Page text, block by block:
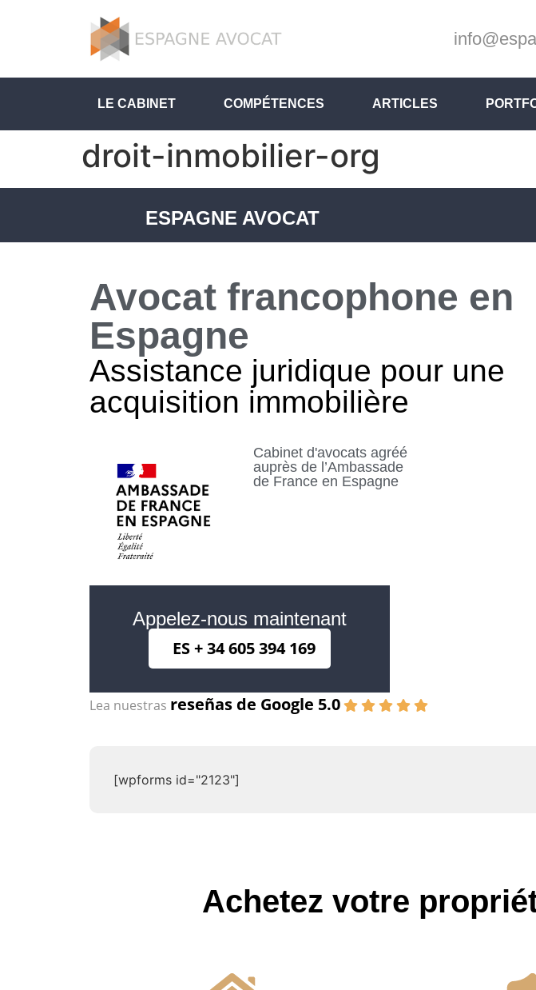
LE CABINET COMPÉTENCES ARTICLES
droit-inmobilier-org
ESPAGNE AVOCAT
Avocat francophone en
Espagne
Assistance juridique pour une
acquisition immobilière
Cabinet d'avocats agréé
auprès de l’Ambassade
de France en Espagne
Appelez-nous maintenant
ES + 34 605 394 169
Lea nuestras reseñas de Google 5.0
[wpforms id="2123"]
Achetez votre